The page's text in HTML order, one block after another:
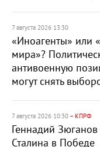
7 августа 2026 13:30
«Иноагенты» или
мира»?
антивоенную
могут снять
7 августа 2026 10:30 – КПРФ
Геннадий
Сталина в Победе